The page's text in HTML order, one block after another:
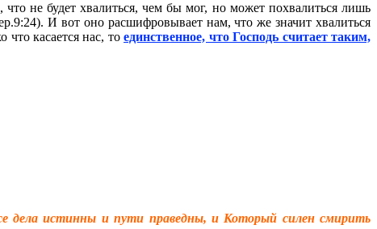
не будет хвалиться, чем бы мог, но может похвалиться лишь
И вот оно расшифровывает нам, что же значит хвалиться
что касается нас, тоединственное, что Господь считает таким,
дела истинны и пути праведны, и Который силен смирить